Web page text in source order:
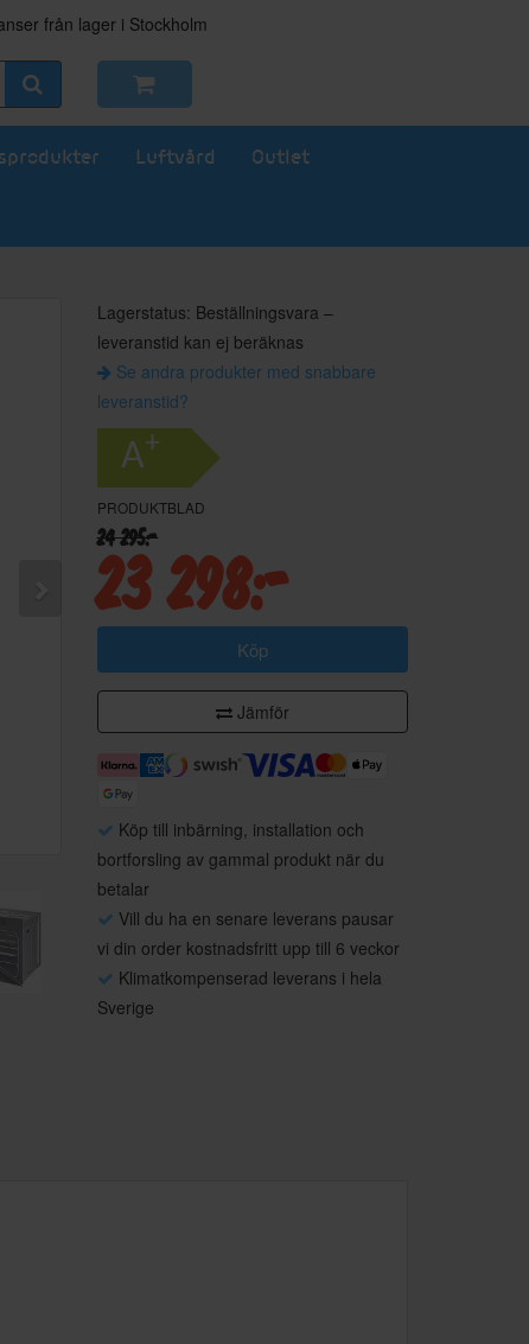
från lager i Stockholm
Luftvård Outlet
Lagerstatus: Beställningsvara –
leveranstid kan ej beräknas
Se andra produkter med snabbare
leveranstid?
A+
PRODUKTBLAD
24 295:-
23 298:-
Köp
Jämför
Köp till inbärning, installation och
bortforsling av gammal produkt när du
betalar
Vill du ha en senare leverans pausar
vi din order kostnadsfritt upp till 6 veckor
Klimatkompenserad leverans i hela
Sverige